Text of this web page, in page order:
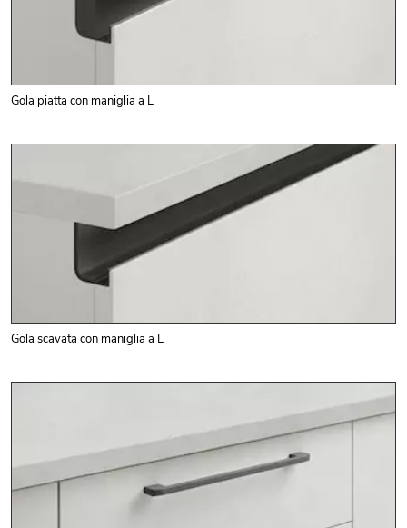
Gola piatta con maniglia a L
Gola scavata con maniglia a L